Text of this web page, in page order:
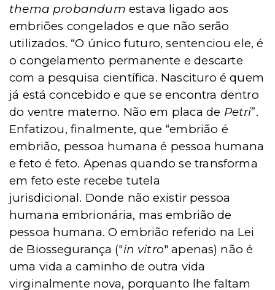
thema probandum estava ligado aos
embriões congelados e que não serão
utilizados. “O único futuro, sentenciou ele, é
o congelamento permanente e descarte
com a pesquisa científica. Nascituro é quem
já está concebido e que se encontra dentro
do ventre materno. Não em placa de Petri”.
Enfatizou, finalmente, que “embrião é
embrião, pessoa humana é pessoa humana
e feto é feto. Apenas quando se transforma
em feto este recebe tutela
jurisdicional. Donde não existir pessoa
humana embrionária, mas embrião de
pessoa humana. O embrião referido na Lei
de Biossegurança ("in vitro" apenas) não é
uma vida a caminho de outra vida
virginalmente nova, porquanto lhe faltam